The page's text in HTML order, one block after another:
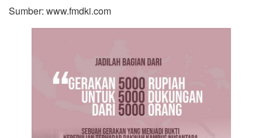
Sumber: www.fmdki.com